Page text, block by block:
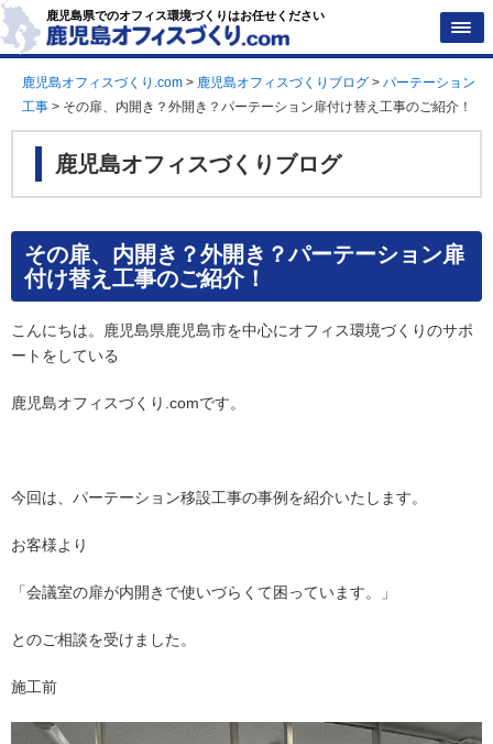
鹿児島県でのオフィス環境づくりはお任せください
鹿児島オフィスづくり.com > 鹿児島オフィスづくりブログ > パーテーション
工事 > その扉、内開き？外開き？パーテーション扉付け替え工事のご紹介！
鹿児島オフィスづくりブログ
その扉、内開き？外開き？パーテーション扉
付け替え工事のご紹介！
こんにちは。鹿児島県鹿児島市を中心にオフィス環境づくりのサポ
ートをしている
鹿児島オフィスづくり.comです。
今回は、パーテーション移設工事の事例を紹介いたします。
お客様より
「会議室の扉が内開きで使いづらくて困っています。」
とのご相談を受けました。
施工前